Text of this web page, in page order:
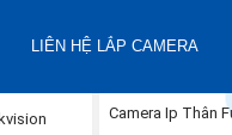
LIÊN HỆ LẮP CAMERA
Camera Ip Thân